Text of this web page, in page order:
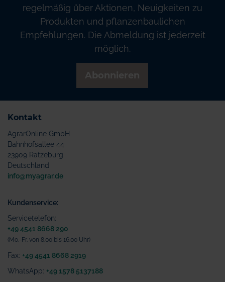
regelmäßig über Aktionen, Neuigkeiten zu
Produkten und pflanzenbaulichen
Empfehlungen. Die Abmeldung ist jederzeit
möglich.
Kontakt
AgrarOnline GmbH
Bahnhofsallee 44
23909 Ratzeburg
Deutschland
info@myagrar.de
Kundenservice:
Servicetelefon:
+49 4541 8668 290
(Mo.-Fr. von 8.00 bis 16.00 Uhr)
Fax: +49 4541 8668 2919
WhatsApp: +49 1578 5137188